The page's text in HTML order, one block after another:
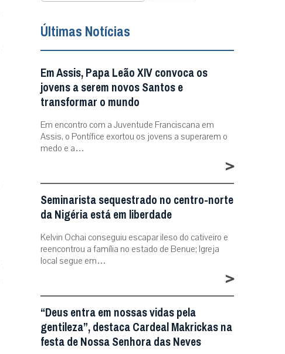
Últimas Notícias
Em Assis, Papa Leão XIV convoca os
jovens a serem novos Santos e
transformar o mundo
Em encontro com a Juventude Franciscana em
Assis, o Pontífice exortou os jovens a superarem o
medo e a…
>
Seminarista sequestrado no centro-norte
da Nigéria está em liberdade
Kelvin Ochai conseguiu escapar ileso do cativeiro e
reencontrou a família no estado de Benue; Igreja
local segue em…
>
“Deus entra em nossas vidas pela
gentileza”, destaca Cardeal Makrickas na
festa de Nossa Senhora das Neves